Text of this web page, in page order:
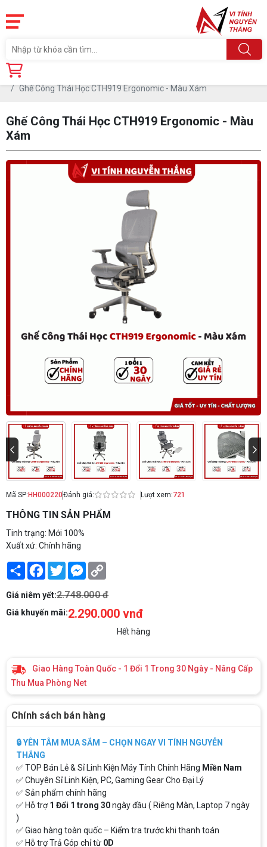
Trang chủ
Ghế Công Thái Học CTH919 Ergonomic - Màu Xám
Ghế Công Thái Học CTH919 Ergonomic - Màu
Xám
Mã SP: HH000220Đánh giá: Lượt xem:721
THÔNG TIN SẢN PHẨM
Tinh trạng: Mới 100%
Xuất xứ: Chính hãng
Share Facebook
TwitterMessenger
Giá niêm yết:2.748.000 đ
Giá khuyến mãi:2.290.000 vnđ
Hết hàng
Giao Hàng Toàn Quốc - 1 Đổi 1 Trong 30 Ngày - Nâng Cấp
Thu Mua Phòng Net
Chính sách bán hàng
🔒 YÊN TÂM MUA SẮM – CHỌN NGAY VI TÍNH NGUYỄN
THẮNG
✅ TOP Bán Lẻ & Sỉ Linh Kiện Máy Tính Chính Hãng Miền Nam
✅ Chuyên Sỉ Linh Kiện, PC, Gaming Gear Cho Đại Lý
✅ Sản phẩm chính hãng
✅ Hỗ trợ1 Đổi 1 trong 30ngày đầu ( Riêng Màn, Laptop 7 ngày
)
✅ Giao hàng toàn quốc – Kiểm tra trước khi thanh toán
✅ Hỗ trợ Trả Góp chỉ từ 0D